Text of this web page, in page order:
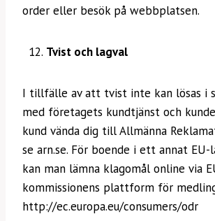
order eller besök på webbplatsen.
Tvist och lagval
I tillfälle av att tvist inte kan lösas i
med företagets kundtjänst och
kund vända dig till Allmänna
se arn.se. För boende i ett annat EU-
kan man lämna klagomål online via
kommissionens plattform för
http://ec.europa.eu/consumers/odr